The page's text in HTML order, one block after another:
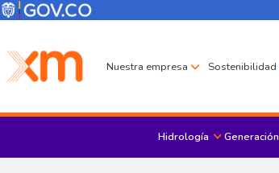
Pasar al contenido principal
Menú Corporativo
Menú de encabezado
Nuestra empresa Sostenibilidad
Hidrología Generación